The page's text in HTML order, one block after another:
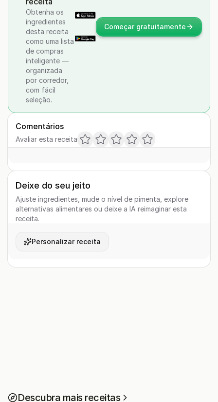
Obtenha os
ingredientes
desta receita
como uma lista
de compras
inteligente —
organizada
por corredor,
com fácil
seleção.
Começar gratuitamente
Comentários
Avaliar esta receita
Deixe do seu jeito
Ajuste ingredientes, mude o nível de pimenta, explore
alternativas alimentares ou deixe a IA reimaginar esta
receita.
Personalizar receita
Descubra mais receitas